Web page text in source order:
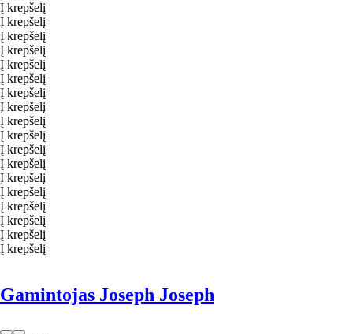
Į krepšelį
Į krepšelį
Į krepšelį
Į krepšelį
Į krepšelį
Į krepšelį
Į krepšelį
Į krepšelį
Į krepšelį
Į krepšelį
Į krepšelį
Į krepšelį
Į krepšelį
Į krepšelį
Į krepšelį
Į krepšelį
Į krepšelį
Į krepšelį
Gamintojas Joseph Joseph